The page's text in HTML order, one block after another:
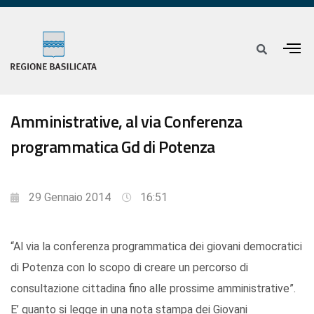
Amministrative, al via Conferenza
programmatica Gd di Potenza
29 Gennaio 2014 16:51
“Al via la conferenza programmatica dei giovani democratici
di Potenza con lo scopo di creare un percorso di
consultazione cittadina fino alle prossime amministrative”.
E’ quanto si legge in una nota stampa dei Giovani